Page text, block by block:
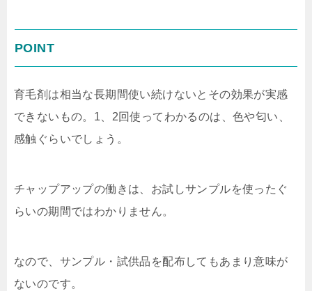
POINT
育毛剤は相当な長期間使い続けないとその効果が実感
できないもの。1、2回使ってわかるのは、色や匂い、
感触ぐらいでしょう。
チャップアップの働きは、お試しサンプルを使ったぐ
らいの期間ではわかりません。
なので、サンプル・試供品を配布してもあまり意味が
ないのです。